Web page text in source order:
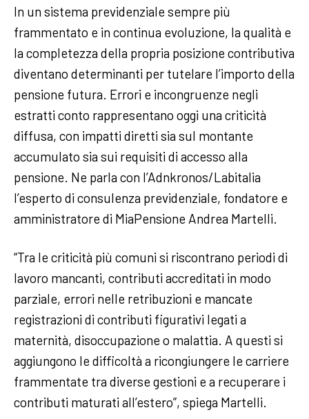
In un sistema previdenziale sempre più
frammentato e in continua evoluzione, la qualità e
la completezza della propria posizione contributiva
diventano determinanti per tutelare l’importo della
pensione futura. Errori e incongruenze negli
estratti conto rappresentano oggi una criticità
diffusa, con impatti diretti sia sul montante
accumulato sia sui requisiti di accesso alla
pensione. Ne parla con l’Adnkronos/Labitalia
l’esperto di consulenza previdenziale, fondatore e
amministratore di MiaPensione Andrea Martelli.
“Tra le criticità più comuni si riscontrano periodi di
lavoro mancanti, contributi accreditati in modo
parziale, errori nelle retribuzioni e mancate
registrazioni di contributi figurativi legati a
maternità, disoccupazione o malattia. A questi si
aggiungono le difficoltà a ricongiungere le carriere
frammentate tra diverse gestioni e a recuperare i
contributi maturati all’estero”, spiega Martelli.